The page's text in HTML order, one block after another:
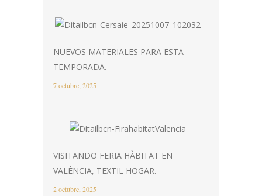
NUEVOS MATERIALES PARA ESTA
TEMPORADA.
7 octubre, 2025
VISITANDO FERIA HÀBITAT EN
VALÈNCIA, TEXTIL HOGAR.
2 octubre, 2025